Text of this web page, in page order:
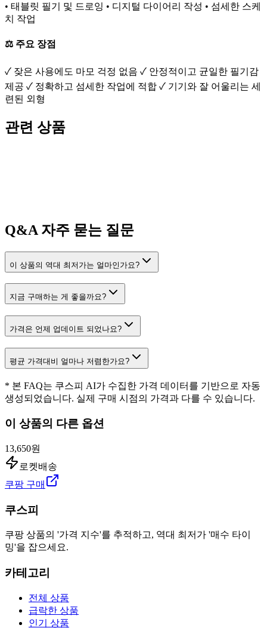
• 태블릿 필기 및 드로잉 • 디지털 다이어리 작성 • 섬세한 스케
치 작업
⚖️ 주요 장점
✓ 잦은 사용에도 마모 걱정 없음 ✓ 안정적이고 균일한 필기감
제공 ✓ 정확하고 섬세한 작업에 적합 ✓ 기기와 잘 어울리는 세
련된 외형
관련 상품
Q&A 자주 묻는 질문
이 상품의 역대 최저가는 얼마인가요?
지금 구매하는 게 좋을까요?
가격은 언제 업데이트 되었나요?
평균 가격대비 얼마나 저렴한가요?
* 본 FAQ는 쿠스피 AI가 수집한 가격 데이터를 기반으로 자동
생성되었습니다. 실제 구매 시점의 가격과 다를 수 있습니다.
이 상품의 다른 옵션
13,650원
로켓배송
쿠팡 구매
쿠스피
쿠팡 상품의 '가격 지수'를 추적하고, 역대 최저가 '매수 타이
밍'을 잡으세요.
카테고리
전체 상품
급락한 상품
인기 상품